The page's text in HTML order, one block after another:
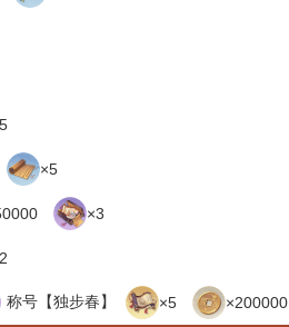
×5
×3
称号【独步春】 ×5 ×200000